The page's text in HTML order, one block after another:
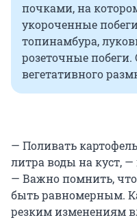
почками, на
укороченные
топинамбура,
розеточные
вегетативного
— Поливать
литра воды на куст,
— Важно помнить,
быть равномерным.
резким изменениям